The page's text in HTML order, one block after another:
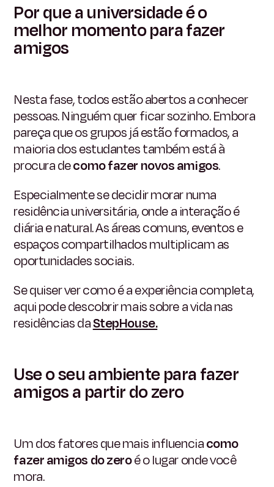
Por que a universidade é o
melhor momento para fazer
amigos
Nesta fase, todos estão abertos a conhecer
pessoas. Ninguém quer ficar sozinho. Embora
pareça que os grupos já estão formados, a
maioria dos estudantes também está à
procura decomo fazer novos amigos.
Especialmente se decidir morar numa
residência universitária, onde a interação é
diária e natural. As áreas comuns, eventos e
espaços compartilhados multiplicam as
oportunidades sociais.
Se quiser ver como é a experiência completa,
aqui pode descobrir mais sobre a vida nas
residências daStepHouse.
Use o seu ambiente para fazer
amigos a partir do zero
Um dos fatores que mais influenciacomo
fazer amigos do zeroé o lugar onde você
mora.